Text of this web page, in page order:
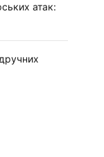
атак: